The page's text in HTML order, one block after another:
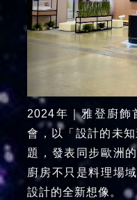
2024年｜雅登廚飾
會，以「設計的未
題，發表同步歐洲
廚房不只是料理場
設計的全新想像。